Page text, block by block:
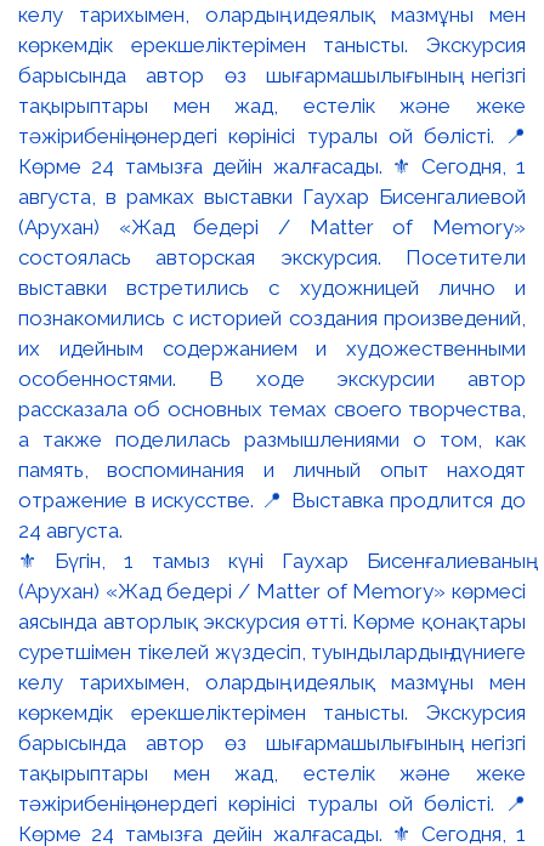
⚜️ Бүгін, 1 тамыз күні Гаухар Бисенғалиеваның
(Арухан) «Жад бедері / Matter of Memory» көрмесі
аясында авторлық экскурсия өтті. Көрме қонақтары
суретшімен тікелей жүздесіп, туындылардың дүниеге
келу тарихымен, олардың идеялық мазмұны мен
көркемдік ерекшеліктерімен танысты. Экскурсия
барысында автор өз шығармашылығының негізгі
тақырыптары мен жад, естелік және жеке
тәжірибенің өнердегі көрінісі туралы ой бөлісті. 📍
Көрме 24 тамызға дейін жалғасады. ⚜️ Сегодня, 1